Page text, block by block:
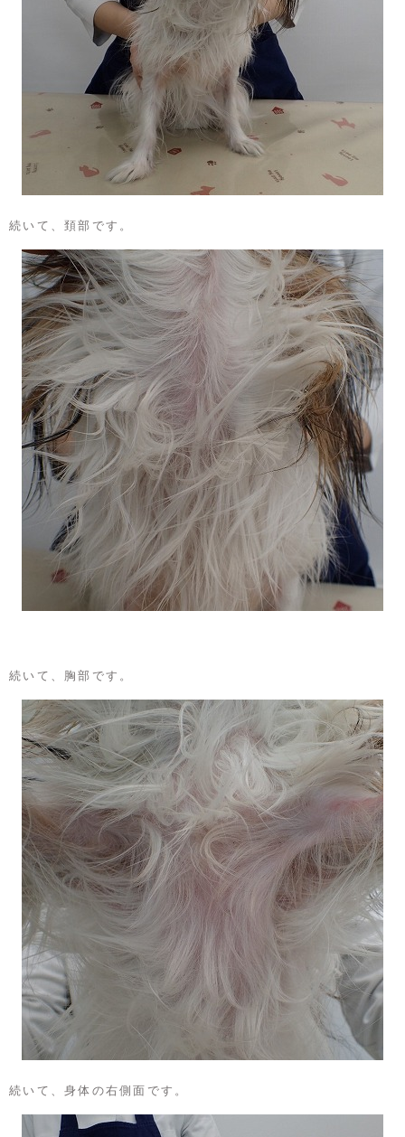
続いて、頚部です。
続いて、胸部です。
続いて、身体の右側面です。